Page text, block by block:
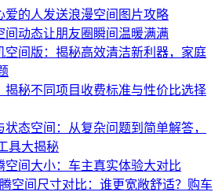
爱的人发送浪漫空间图片攻略
间动态让朋友圈瞬间温暖满满
空间版：揭秘高效清洁新利器，家庭
揭秘不同项目收费标准与性价比选择
态空间：从复杂问题到简单解答，
具大揭秘
空间大小：车主真实体验大对比
空间尺寸对比：谁更宽敞舒适？购车